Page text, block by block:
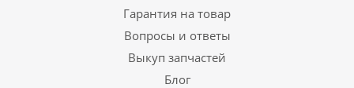
Гарантия на товар
Вопросы и ответы
Выкуп запчастей
Блог